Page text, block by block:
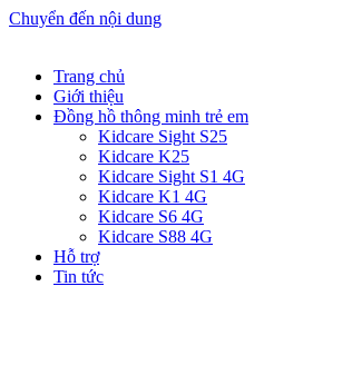
Chuyển đến nội dung
Trang chủ
Giới thiệu
Đồng hồ thông minh trẻ em
Kidcare Sight S25
Kidcare K25
Kidcare Sight S1 4G
Kidcare K1 4G
Kidcare S6 4G
Kidcare S88 4G
Hỗ trợ
Tin tức